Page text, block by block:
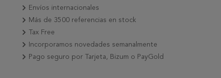
Envíos internacionales
Más de 3500 referencias en stock
Tax Free
Incorporamos novedades semanalmente
Pago seguro por Tarjeta, Bizum o PayGold